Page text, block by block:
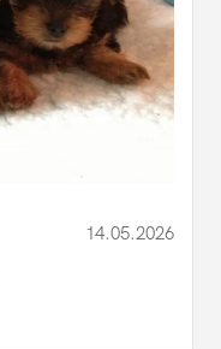
14.05.2026